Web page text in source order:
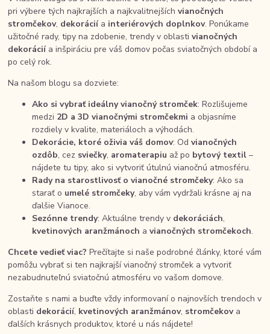
pri výbere tých najkrajších a najkvalitnejšíchvianočných
stromčekov, dekoráciía interiérových doplnkov. Ponúkame
užitočné rady, tipy na zdobenie, trendy v oblastivianočných
dekoráciía inšpiráciu pre váš domov počas sviatočných období a
po celý rok.
Na našom blogu sa dozviete:
Ako si vybrať ideálny vianočný stromček: Rozlišujeme
medzi 2D a 3D vianočnými stromčekmi a objasníme
rozdiely v kvalite, materiáloch a výhodách.
Dekorácie, ktoré oživia váš domov: Odvianočných
ozdôb, cez sviečky, aromaterapiu až po bytový textil –
nájdete tu tipy, ako si vytvoriť útulnú vianočnú atmosféru.
Rady na starostlivosť o vianočné stromčeky: Ako sa
starať o umelé stromčeky, aby vám vydržali krásne aj na
ďalšie Vianoce.
Sezónne trendy: Aktuálne trendy v dekoráciách,
kvetinových aranžmánoch avianočných stromčekoch.
Chcete vedieť viac? Prečítajte si naše podrobné články, ktoré vám
pomôžu vybrať si ten najkrajší vianočný stromček a vytvoriť
nezabudnuteľnú sviatočnú atmosféru vo vašom domove.
Zostaňte s nami a buďte vždy informovaní o najnovších trendoch v
oblasti dekorácií, kvetinových aranžmánov, stromčekova
ďalších krásnych produktov, ktoré u nás nájdete!